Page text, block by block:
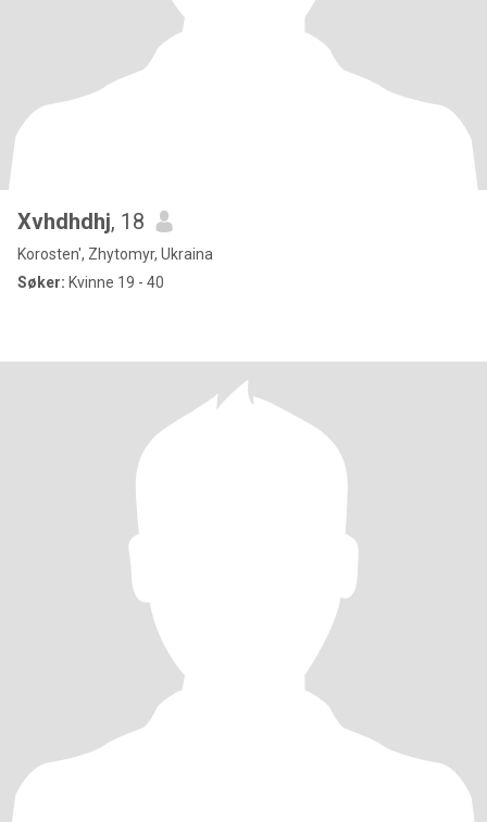
Xvhdhdhj, 18
Korosten', Zhytomyr, Ukraina
Søker: Kvinne 19 - 40